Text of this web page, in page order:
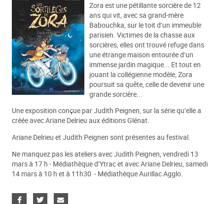
Zora est une pétillante sorcière de 12
ans qui vit, avec sa grand-mère
Babouchka, sur le toit d’un immeuble
parisien. Victimes de la chasse aux
sorcières, elles ont trouvé refuge dans
une étrange maison entourée d’un
immense jardin magique... Et tout en
jouant la collégienne modèle, Zora
poursuit sa quête, celle de devenir une
grande sorcière...
Une exposition conçue par Judith Peignen, sur la série qu’elle a
créée avec Ariane Delrieu aux éditions Glénat.
Ariane Delrieu et Judith Peignen sont présentes au festival.
Ne manquez pas les ateliers avec Judith Peignen, vendredi 13
mars à 17 h - Médiathèque d’Ytrac et avec Ariane Delrieu, samedi
14 mars à 10 h et à 11h30 - Médiathèque Aurillac Agglo.